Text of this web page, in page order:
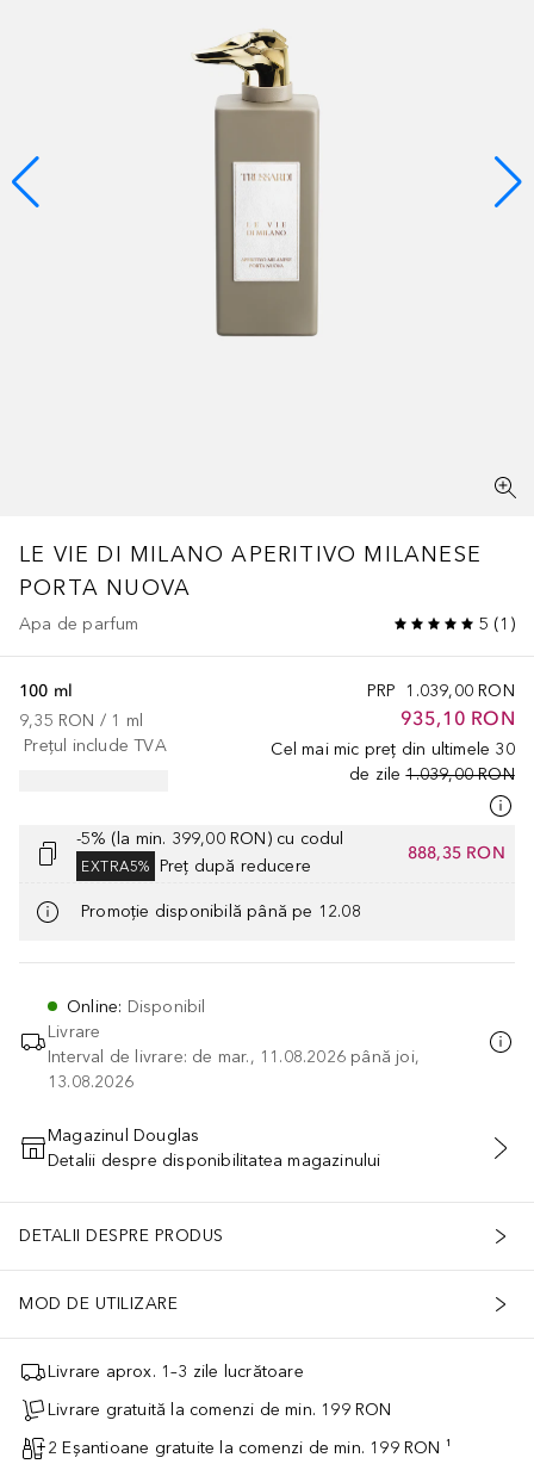
LE VIE DI MILANO APERITIVO MILANESE
PORTA NUOVA
Apa de parfum 5 (1 )
PRP 1.039,00 RON
935,10 RON
Cel mai mic preț din ultimele 30
de zile 1.039,00 RON
100 ml
9,35 RON / 1 ml
Prețul include TVA
-5% (la min. 399,00 RON) cu codul
EXTRA5% Preț după reducere
888,35 RON
Promoție disponibilă până pe 12.08
Online: Disponibil
Livrare
Interval de livrare: de mar., 11.08.2026 până joi,
13.08.2026
ADĂUGAȚI ÎN COŞ
Magazinul Douglas
Detalii despre disponibilitatea magazinului
DETALII DESPRE PRODUS
MOD DE UTILIZARE
Livrare aprox. 1–3 zile lucrătoare
Livrare gratuită la comenzi de min. 199 RON
2 Eșantioane gratuite la comenzi de min. 199 RON ¹